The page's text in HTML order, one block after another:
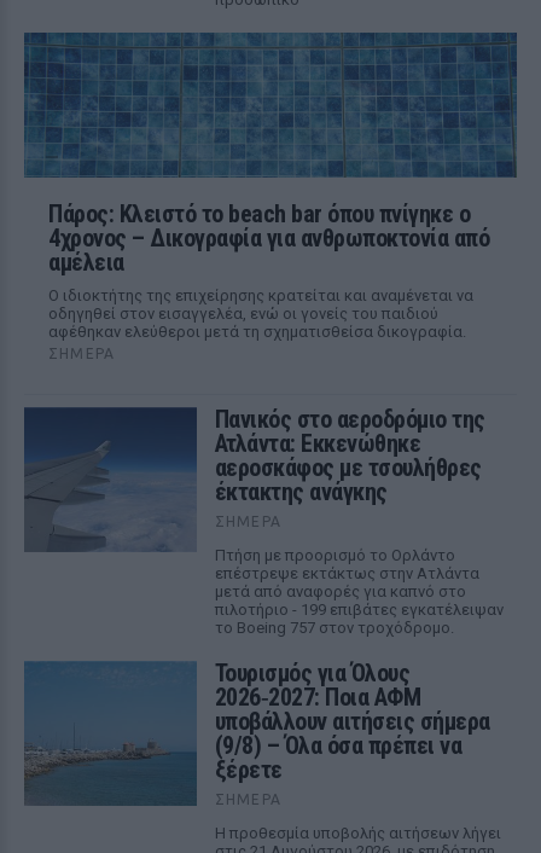
Πάρος: Κλειστό το beach bar όπου πνίγηκε ο
4χρονος – Δικογραφία για ανθρωποκτονία από
αμέλεια
Ο ιδιοκτήτης της επιχείρησης κρατείται και αναμένεται να
οδηγηθεί στον εισαγγελέα, ενώ οι γονείς του παιδιού
αφέθηκαν ελεύθεροι μετά τη σχηματισθείσα δικογραφία.
ΣΉΜΕΡΑ
Πανικός στο αεροδρόμιο της
Ατλάντα: Εκκενώθηκε
αεροσκάφος με τσουλήθρες
έκτακτης ανάγκης
ΣΉΜΕΡΑ
Πτήση με προορισμό το Ορλάντο
επέστρεψε εκτάκτως στην Ατλάντα
μετά από αναφορές για καπνό στο
πιλοτήριο - 199 επιβάτες εγκατέλειψαν
το Boeing 757 στον τροχόδρομο.
Τουρισμός για Όλους
2026‑2027: Ποια ΑΦΜ
υποβάλλουν αιτήσεις σήμερα
(9/8) – Όλα όσα πρέπει να
ξέρετε
ΣΉΜΕΡΑ
Η προθεσμία υποβολής αιτήσεων λήγει